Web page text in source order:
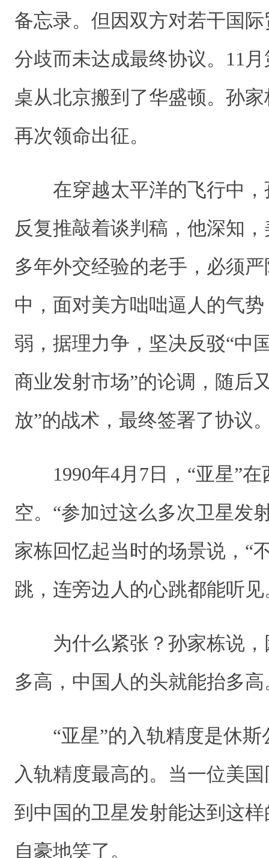
备忘录。但因双方对若干国
分歧而未达成最终协议。11
桌从北京搬到了华盛顿。孙
再次领命出征。
在穿越太平洋的飞行中，
反复推敲着谈判稿，他深知
多年外交经验的老手，必须
中，面对美方咄咄逼人的气
弱，据理力争，坚决反驳“中
商业发射市场”的论调，随后
放”的战术，最终签署了协
1990年4月7日，“亚星”在
空。“参加过这么多次卫星发
家栋回忆起当时的场景说，“
跳，连旁边人的心跳都能听
为什么紧张？孙家栋说，
多高，中国人的头就能抬多
“亚星”的入轨精度是休斯
入轨精度最高的。当一位美
到中国的卫星发射能达到这
自豪地笑了。